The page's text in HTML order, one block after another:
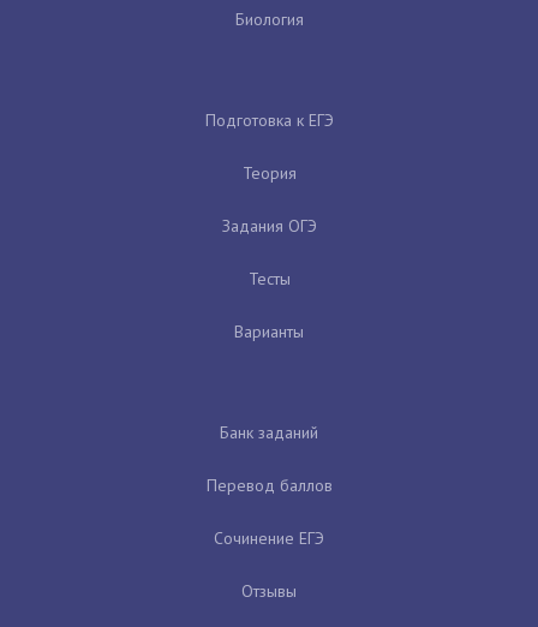
Биология
Подготовка к ЕГЭ
Теория
Задания ОГЭ
Тесты
Варианты
Банк заданий
Перевод баллов
Сочинение ЕГЭ
Отзывы